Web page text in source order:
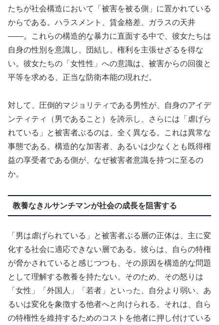
たちが社会構造において「被害を被る側」に置かれている
からである。ハラスメント、賃金格差、ガラスの天井
——。これらの構造的な暴力に直面する中で、彼女たちは
自身の性別を意識し、団結し、権利を主張せざるを得な
い。彼女たちの「女性性」への意識は、被害からの回復と
平等を求める、正当な防衛本能の現れだ。
対して、圧倒的マジョリティである男性が、自身のアイデ
ンティティ（男であること）を誇示し、さらには「虐げら
れている」と被害者ぶるのは、全く異なる。これは異常な
事態である。構造的な加害者、あるいは少なくとも既得権
益の享受者である側が、なぜ被害者意識を持つに至るの
か。
教養なきルサンチマンが社会の成長を阻害する
「男は虐げられている」と被害者ぶる層の正体は、主に変
化する社会に適応できない層である。彼らは、自らの特権
が脅かされていると感じつつも、その原因を構造的な問題
として理解する教養を持たない。そのため、その怒りは
「女性」「外国人」「若者」といった、自分より弱い、あ
るいは変化を象徴する他者へと向けられる。それは、自ら
の特権性を維持するためのコストを他者に押し付けている